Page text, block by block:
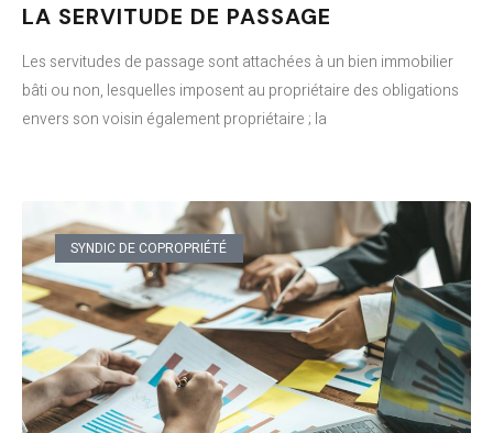
LA SERVITUDE DE PASSAGE
Les servitudes de passage sont attachées à un bien immobilier
bâti ou non, lesquelles imposent au propriétaire des obligations
envers son voisin également propriétaire ; la
SYNDIC DE COPROPRIÉTÉ